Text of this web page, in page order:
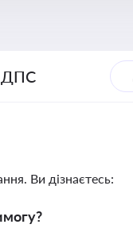
ДПС
Ви дізнаєтесь: